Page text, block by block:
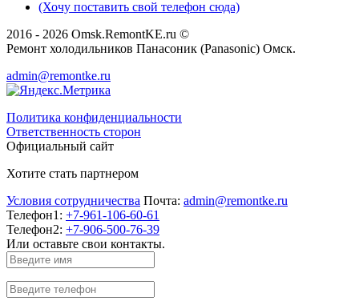
(Хочу поставить свой телефон сюда)
2016 - 2026 Omsk.RemontKE.ru ©
Ремонт холодильников Панасоник (Panasonic) Омск.
admin@remontke.ru
Политика конфиденциальности
Ответственность сторон
Официальный сайт
Хотите стать партнером
Условия сотрудничества Почта: admin@remontke.ru
Телефон1: +7-961-106-60-61
Телефон2: +7-906-500-76-39
Или оставьте свои контакты.